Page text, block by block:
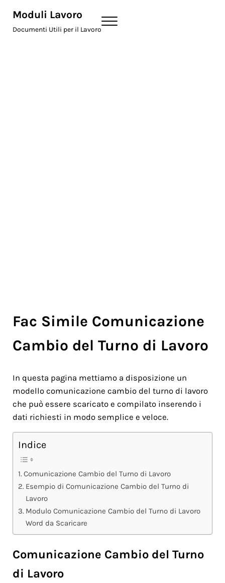
Moduli Lavoro
Documenti Utili per il Lavoro
Menu
Fac Simile Comunicazione
Cambio del Turno di Lavoro
In questa pagina mettiamo a disposizione un
modello comunicazione cambio del turno di lavoro
che può essere scaricato e compilato inserendo i
dati richiesti in modo semplice e veloce.
Indice
Comunicazione Cambio del Turno di Lavoro
Esempio di Comunicazione Cambio del Turno di
Lavoro
Modulo Comunicazione Cambio del Turno di Lavoro
Word da Scaricare
Comunicazione Cambio del Turno
di Lavoro